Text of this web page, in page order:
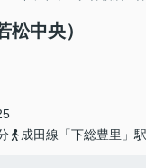
中央）
成田線「下総豊里」